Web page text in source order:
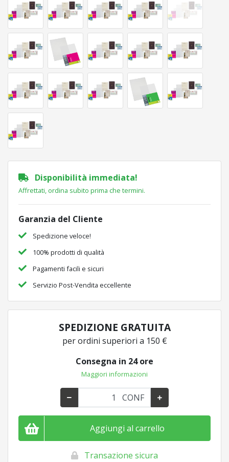
Disponibilità immediata!
Affrettati, ordina subito prima che termini.
Garanzia del Cliente
Spedizione veloce!
100% prodotti di qualità
Pagamenti facili e sicuri
Servizio Post-Vendita eccellente
SPEDIZIONE GRATUITA
per ordini superiori a 150 €
Consegna in 24 ore
Maggiori informazioni
CONF
Aggiungi al carrello
Transazione sicura